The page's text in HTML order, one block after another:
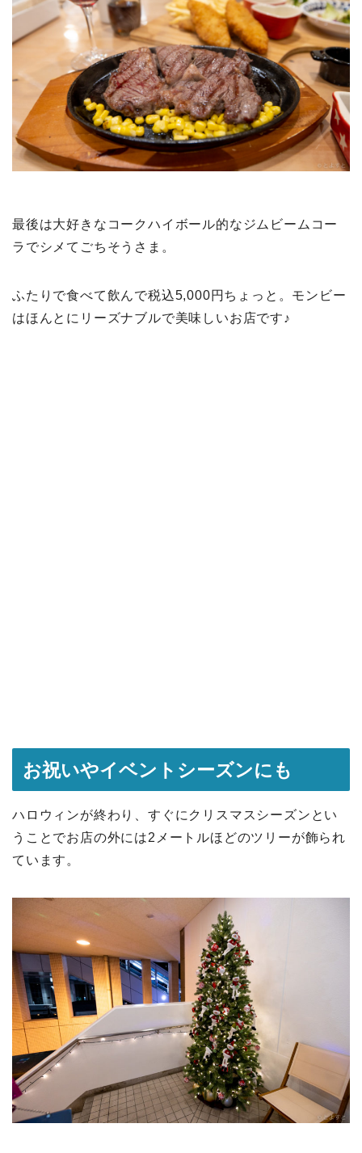
最後は大好きなコークハイボール的なジムビームコー
ラでシメてごちそうさま。
ふたりで食べて飲んで税込5,000円ちょっと。モンビー
はほんとにリーズナブルで美味しいお店です♪
お祝いやイベントシーズンにも
ハロウィンが終わり、すぐにクリスマスシーズンとい
うことでお店の外には2メートルほどのツリーが飾られ
ています。